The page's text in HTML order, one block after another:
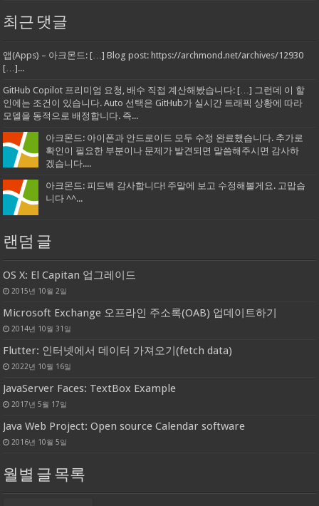
최근 댓글
앱(Apps) – 아크몬드: […] Blog post: https://archmond.net/archives/12930
[…]...
GitHub Copilot 프리미엄 요청, 배수 직접 계산해봤습니다: […] 그런데 이 할
인에는 조건이 있습니다. Auto 선택은 GitHub가 실시간 트래픽 상황에 따라
모델을 동적으로 배정합니다. 즉...
아크몬드: 아이폰과 안드로이드 모두 수정 완료했습니다. 추가로
확인이 필요한 부분이나 문제가 발견되면 말씀해주시면 감사하
겠습니다....
아크몬드: 피드백 감사합니다! 주말에 보고 수정해볼게요. 고맙습
니다 ^^...
랜덤 글
OS X: El Capitan 업그레이드
2015년 10월 2일
Microsoft Exchange 오프라인 주소록(OAB) 업데이트하기
2014년 10월 31일
Flutter: 인터넷에서 데이터 가져오기(fetch data)
2022년 10월 16일
JavaServer Faces: TextBox Example
2017년 5월 17일
Java Web Project: Open source Calendar software
2016년 10월 5일
월별 글 목록